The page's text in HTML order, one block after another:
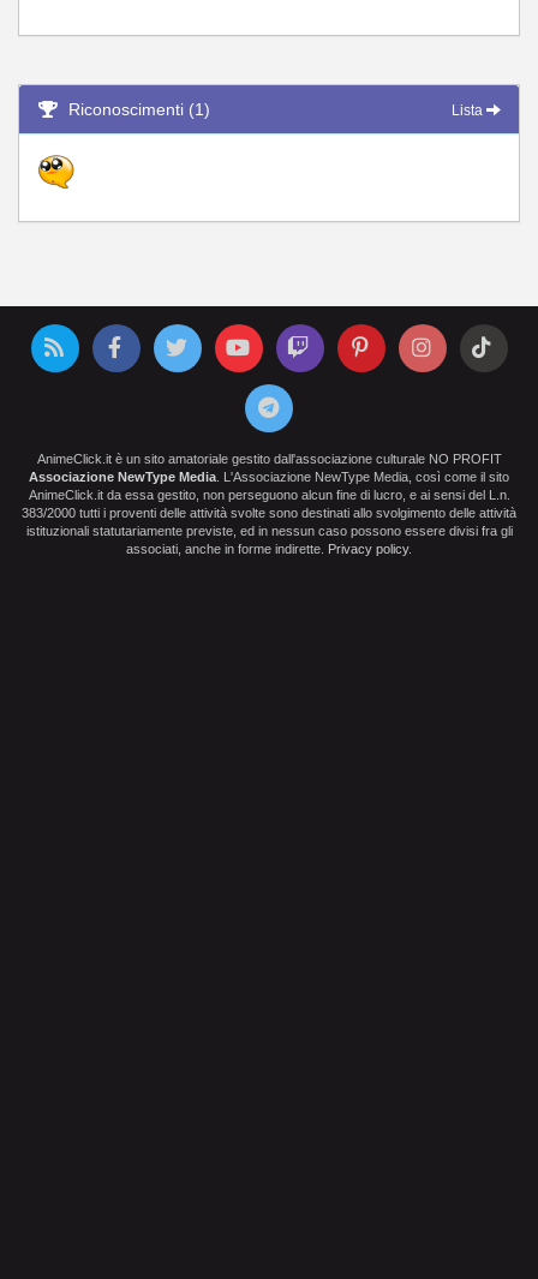
Riconoscimenti (1) Lista
AnimeClick.it è un sito amatoriale gestito dall'associazione culturale NO PROFIT
Associazione NewType Media . L'Associazione NewType Media, così come il sito
AnimeClick.it da essa gestito, non perseguono alcun fine di lucro, e ai sensi del L.n.
383/2000 tutti i proventi delle attività svolte sono destinati allo svolgimento delle attività
istituzionali statutariamente previste, ed in nessun caso possono essere divisi fra gli
associati, anche in forme indirette. Privacy policy.